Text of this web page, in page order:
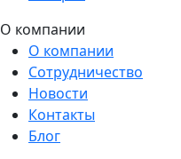
О компании
О компании
Сотрудничество
Новости
Контакты
Блог